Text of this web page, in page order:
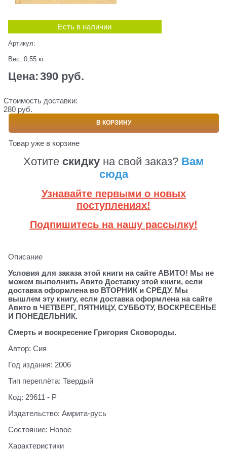
Есть в наличии
Артикул:
Вес: 0,55 кг.
Цена:390 руб.
Стоимость доставки:
280 руб.
В КОРЗИНУ
Товар уже в корзине
Хотите скидку на свой заказ? Вам
сюда
Узнавайте первыми о новых
поступлениях!
Подпишитесь на нашу рассылку!
Описание
Условия для заказа этой книги на сайте АВИТО! Мы не
можем выполнить Авито Доставку этой книги, если
доставка оформлена во ВТОРНИК и СРЕДУ. Мы
вышлем эту книгу, если доставка оформлена на сайте
Авито в ЧЕТВЕРГ, ПЯТНИЦУ, СУББОТУ, ВОСКРЕСЕНЬЕ
И ПОНЕДЕЛЬНИК.
Смерть и воскресение Григория Сковороды.
Автор: Сия
Год издания: 2006
Тип переплёта: Твердый
Код: 29611 - Р
Издательство: Амрита-русь
Состояние: Новое
Характеристики